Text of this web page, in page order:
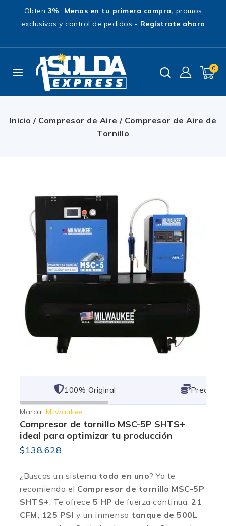
Obten 3% Menos en tu primera compra, promos
exclusivas y control de pedidos - Regístrate ahora
0
Inicio / Compresor de Aire / Compresor de Aire de
Tornillo
101% Original Lowest
Marca: Milwaukee
Compresor de tornillo MSC-5P SHTS+
ideal para optimizar tu producción
$138,628
¿Buscas un sistema todo en uno? Yo te
recomiendo el Compresor de tornillo MSC-5P
SHTS+. Te ofrece 5 HP de fuerza continua, 21
CFM, 125 PSI y un inmenso tanque de 500L